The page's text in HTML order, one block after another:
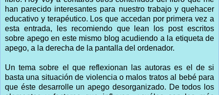
han parecido interesantes para nuestro trabajo y quehacer
educativo y terapéutico. Los que accedan por primera vez a
esta entrada, les recomiendo que lean los post escritos
sobre apego en este mismo blog acudiendo a la etiqueta de
apego, a la derecha de la pantalla del ordenador.
Un tema sobre el que reflexionan las autoras es el de si
basta una situación de violencia o malos tratos al bebé para
que éste desarrolle un apego desorganizado. De todos los